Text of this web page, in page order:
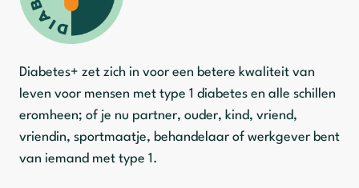
Diabetes+ zet zich in voor een betere kwaliteit van
leven voor mensen met type 1 diabetes en alle schillen
eromheen; of je nu partner, ouder, kind, vriend,
vriendin, sportmaatje, behandelaar of werkgever bent
van iemand met type 1.